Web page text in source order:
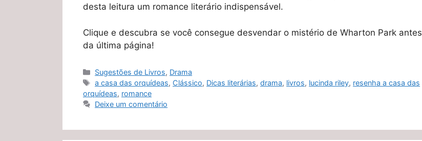
desta leitura um romance literário indispensável.
Clique e descubra se você consegue desvendar o mistério de Wharton Park antes
da última página!
Categorias
Sugestões de Livros, Drama
Tags
a casa das orquídeas, Clássico, Dicas literárias,drama, livros, lucinda riley, resenha a casa das
orquídeas, romance
Deixe um comentário